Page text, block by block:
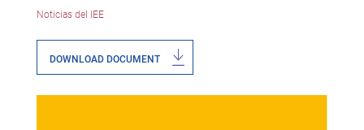
Noticias del IEE
DOWNLOAD DOCUMENT